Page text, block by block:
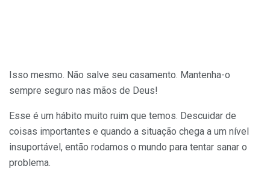
Isso mesmo. Não salve seu casamento. Mantenha-o
sempre seguro nas mãos de Deus!
Esse é um hábito muito ruim que temos. Descuidar de
coisas importantes e quando a situação chega a um nível
insuportável, então rodamos o mundo para tentar sanar o
problema.